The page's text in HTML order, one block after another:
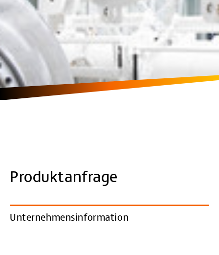
Produktanfrage
Unternehmensinformation